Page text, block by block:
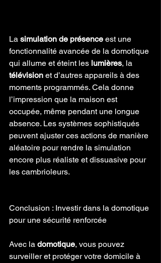
La simulation de présence est une
fonctionnalité avancée de la domotique
qui allume et éteint les lumières, la
télévision et d’autres appareils à des
moments programmés. Cela donne
l’impression que la maison est
occupée, même pendant une longue
absence. Les systèmes sophistiqués
peuvent ajuster ces actions de manière
aléatoire pour rendre la simulation
encore plus réaliste et dissuasive pour
les cambrioleurs.
Conclusion : Investir dans la domotique
pour une sécurité renforcée
Avec la domotique, vous pouvez
surveiller et protéger votre domicile à